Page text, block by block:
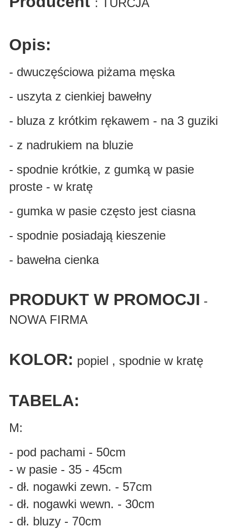
: TURCJA
Opis:
- dwuczęściowa piżama męska
- uszyta z cienkiej bawełny
- bluza z krótkim rękawem - na 3 guziki
- z nadrukiem na bluzie
- spodnie krótkie, z gumką w pasie
proste - w kratę
- gumka w pasie często jest ciasna
- spodnie posiadają kieszenie
- bawełna cienka
PRODUKT W PROMOCJI -
NOWA FIRMA
KOLOR: popiel , spodnie w kratę
TABELA:
M:
- pod pachami - 50cm
- w pasie - 35 - 45cm
- dł. nogawki zewn. - 57cm
- dł. nogawki wewn. - 30cm
- dł. bluzy - 70cm